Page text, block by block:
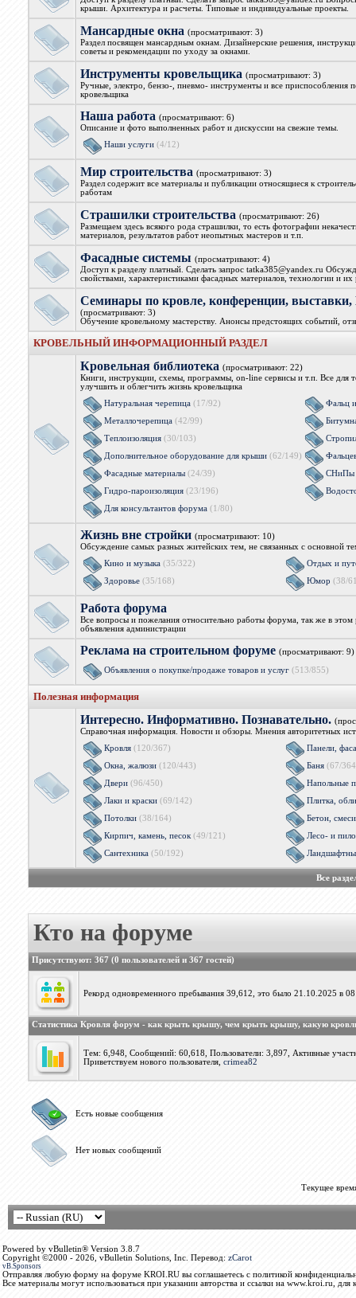
крыши. Архитектура и расчеты. Типовые и индивидуальные проекты.
Мансардные окна (просматривают: 3)
Раздел посвящен мансардным окнам. Дизайнерские решения,
советы и рекомендации по уходу за окнами.
Инструменты кровельщика (просматривают: 3)
Ручные, электро, бензо-, пневмо- инструменты и все приспособления
кровельщика
Наша работа (просматривают: 6)
Описание и фото выполненных работ и дискуссии на свежие темы.
Наши услуги(4/12)
Мир строительства (просматривают: 3)
Раздел содержит все материалы и публикации относящиеся к
работам
Страшилки строительства (просматривают: 26)
Размещаем здесь всякого рода страшилки, то есть фотографии
материалов, результатов работ неопытных мастеров и т.п.
Фасадные системы (просматривают: 4)
Доступ к разделу платный. Сделать запрос tatka385@yandex.ru
свойствами, характеристиками фасадных материалов, технологии и их
Семинары по кровле, конференции,
(просматривают: 3)
Обучение кровельному мастерству. Анонсы предстоящих событий,
КРОВЕЛЬНЫЙ ИНФОРМАЦИОННЫЙ РАЗДЕЛ
Кровельная библиотека (просматривают: 22)
Книги, инструкции, схемы, программы, on-line сервисы и т.п. Все для
улучшить и облегчить жизнь кровельщика
Натуральная черепица(17/92)
Фальц
Металлочерепица(42/99)
Теплоизоляция(30/103)
Дополнительное оборудование для крыши(62/149)
Фасадные материалы(24/39)
СНиПы
Гидро-пароизоляция(23/196)
Для консультантов форума(1/80)
Жизнь вне стройки (просматривают: 10)
Обсуждение самых разных житейских тем, не связанных с основной
Кино и музыка(35/322)
Отдых и
Здоровье(35/168) Юмор (38/
Работа форума
Все вопросы и пожелания относительно работы форума, так же в этом
объявления администрации
Реклама на строительном форуме (просматривают: 9)
Объявления о покупке/продаже товаров и услуг(513/855)
Полезная информация
Интересно. Информативно. Познавательно.
Справочная информация. Новости и обзоры. Мнения авторитетных
Кровля(120/367)
Панели,
Окна, жалюзи(120/443) Баня(67/
Двери(96/450)
Напольные
Лаки и краски(69/142)
Плитка,
Потолки(38/164) Бетон, смеси
Кирпич, камень, песок(49/121)
Лесо- и
Сантехника(50/192)
Все
Кто на форуме
Присутствуют: 367 (0 пользователей и 367 гостей)
Рекорд одновременного пребывания 39,612, это было 21.10.2025 в
Статистика Кровля форум - как крыть крышу, чем крыть крышу, какую
Тем: 6,948, Сообщений: 60,618, Пользователи: 3,897, Активные
Приветствуем нового пользователя, crimea82
Есть новые сообщения
Нет новых сообщений
Текущее
Powered by vBulletin® Version 3.8.7
Copyright ©2000 - 2026, vBulletin Solutions, Inc. Перевод: zCarot
vB.Sponsors
Отправляя любую форму на форуме KROI.RU вы соглашаетесь с политикой
Все материалы могут использоваться при указании авторства и ссылки на www.kroi.ru, для